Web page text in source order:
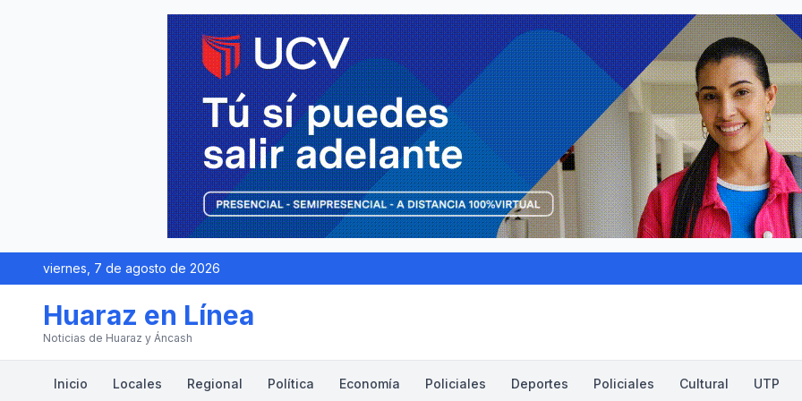
viernes, 7 de agosto de 2026
Huaraz en Línea
Noticias de Huaraz y Áncash
Inicio Locales Regional Política Economía Policiales Deportes Policiales Cultural UTP